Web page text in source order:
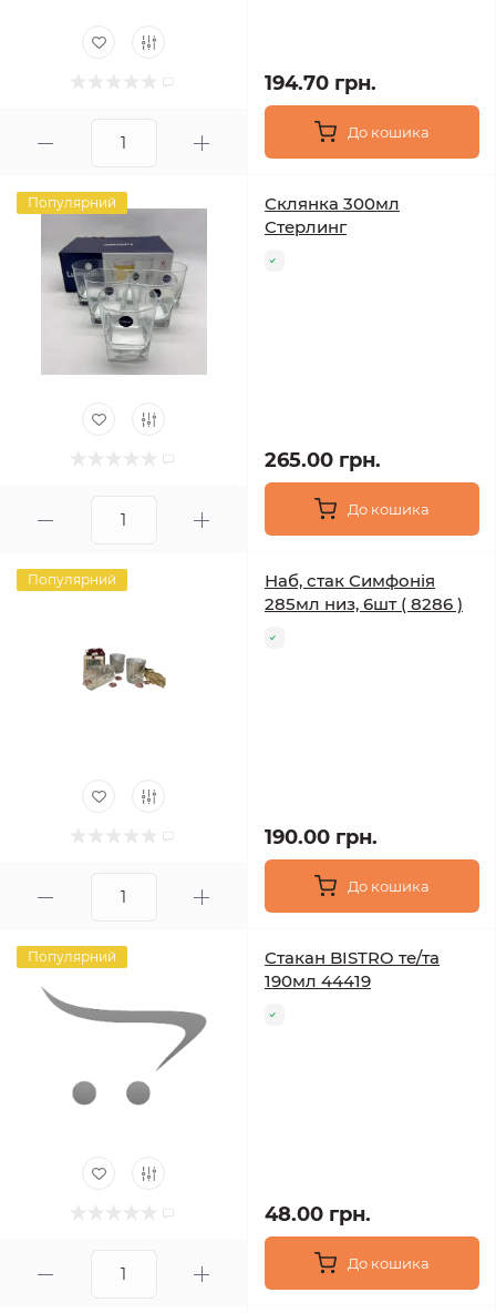
194.70 грн.
До кошика
Популярний
Склянка 300мл
Стерлинг
265.00 грн.
До кошика
Популярний
Наб, стак Симфонія
285мл низ, 6шт ( 8286 )
190.00 грн.
До кошика
Популярний
Стакан BISTRO те/та
190мл 44419
48.00 грн.
До кошика